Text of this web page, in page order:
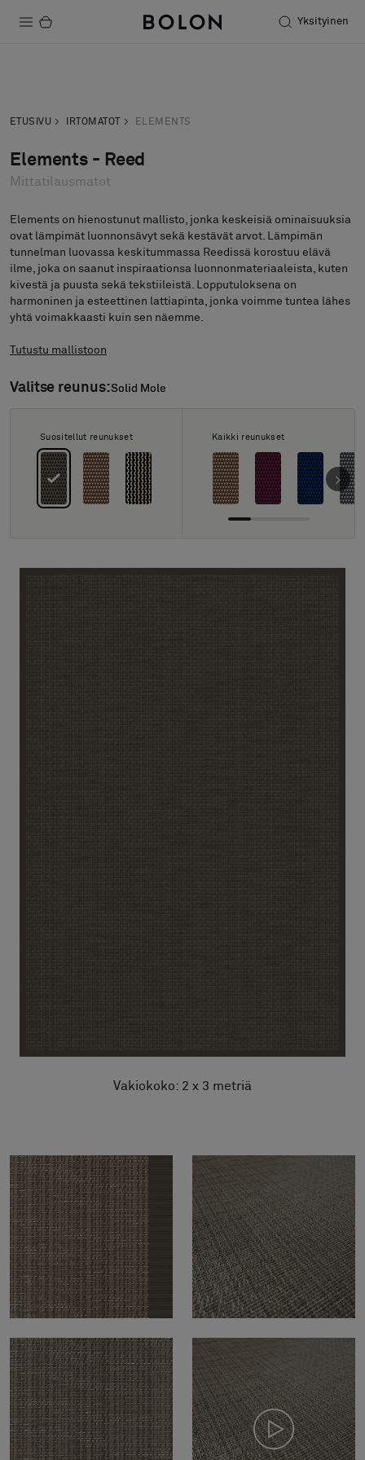
Yksityinen
Kestävä kehitys
Asennus
Puhdistus
Yhteistyötä suunnittelijoiden kanssa
Stories
Yhteystiedot
Valitse maa
ETUSIVU IRTOMATOT ELEMENTS
Elements - Reed
Mittatilausmatot
Elements on hienostunut mallisto, jonka keskeisiä ominaisuuksia
ovat lämpimät luonnonsävyt sekä kestävät arvot. Lämpimän
tunnelman luovassa keskitummassa Reedissä korostuu elävä
ilme, joka on saanut inspiraationsa luonnonmateriaaleista, kuten
kivestä ja puusta sekä tekstiileistä. Lopputuloksena on
harmoninen ja esteettinen lattiapinta, jonka voimme tuntea lähes
yhtä voimakkaasti kuin sen näemme.
Tutustu mallistoon
Valitse reunus:Solid Mole
Solid Mole
Suositellut reunukset Kaikki reunukset
Vakiokoko: 2 x 3 metriä